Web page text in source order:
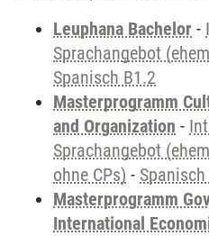
Leuphana Bachelor -
Sprachangebot
Spanisch B1.2
Masterprogramm
and Organization -
Sprachangebot
ohne CPs) -
Masterprogramm
International